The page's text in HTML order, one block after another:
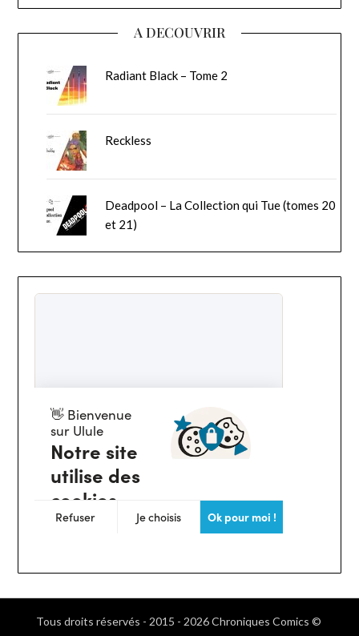
A DECOUVRIR
Radiant Black – Tome 2
Reckless
Deadpool – La Collection qui Tue (tomes 20
et 21)
Tous droits réservés - 2015 - 2026 Chroniques Comics ©